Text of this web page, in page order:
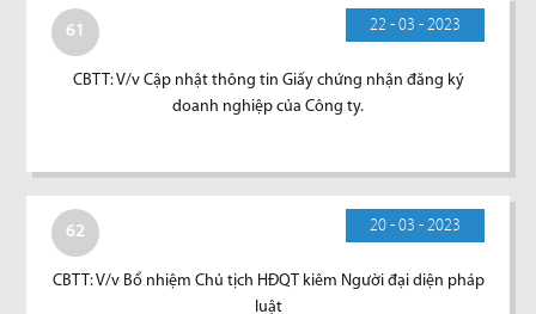
61 22 - 03 - 2023
CBTT: V/v Cập nhật thông tin Giấy chứng nhận đăng ký
doanh nghiệp của Công ty.
62 20 - 03 - 2023
CBTT: V/v Bổ nhiệm Chủ tịch HĐQT kiêm Người đại diện pháp
luật